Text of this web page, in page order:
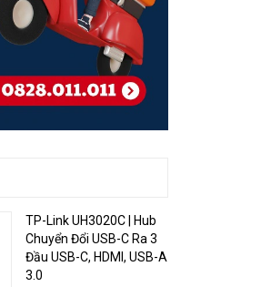
TP-Link UH3020C | Hub
Chuyển Đổi USB-C Ra 3
Đầu USB-C, HDMI, USB-A
3.0